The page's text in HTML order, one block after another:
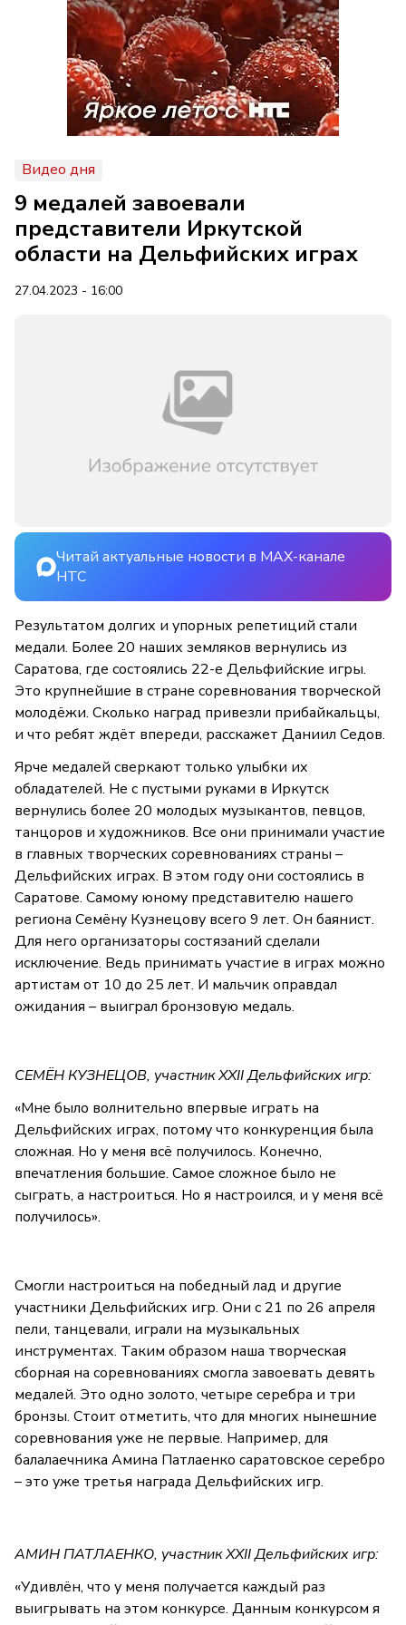
Видео дня
9 медалей завоевали
представители Иркутской
области на Дельфийских играх
27.04.2023 - 16:00
Читай актуальные новости в MAX-канале
НТС
Результатом долгих и упорных репетиций стали
медали. Более 20 наших земляков вернулись из
Саратова, где состоялись 22-е Дельфийские игры.
Это крупнейшие в стране соревнования творческой
молодёжи. Сколько наград привезли прибайкальцы,
и что ребят ждёт впереди, расскажет Даниил Седов.
Ярче медалей сверкают только улыбки их
обладателей. Не с пустыми руками в Иркутск
вернулись более 20 молодых музыкантов, певцов,
танцоров и художников. Все они принимали участие
в главных творческих соревнованиях страны –
Дельфийских играх. В этом году они состоялись в
Саратове. Самому юному представителю нашего
региона Семёну Кузнецову всего 9 лет. Он баянист.
Для него организаторы состязаний сделали
исключение. Ведь принимать участие в играх можно
артистам от 10 до 25 лет. И мальчик оправдал
ожидания – выиграл бронзовую медаль.
СЕМЁН КУЗНЕЦОВ, участник XXII Дельфийских игр:
«Мне было волнительно впервые играть на
Дельфийских играх, потому что конкуренция была
сложная. Но у меня всё получилось. Конечно,
впечатления большие. Самое сложное было не
сыграть, а настроиться. Но я настроился, и у меня всё
получилось».
Смогли настроиться на победный лад и другие
участники Дельфийских игр. Они с 21 по 26 апреля
пели, танцевали, играли на музыкальных
инструментах. Таким образом наша творческая
сборная на соревнованиях смогла завоевать девять
медалей. Это одно золото, четыре серебра и три
бронзы. Стоит отметить, что для многих нынешние
соревнования уже не первые. Например, для
балалаечника Амина Патлаенко саратовское серебро
– это уже третья награда Дельфийских игр.
АМИН ПАТЛАЕНКО, участник XXII Дельфийских игр:
«Удивлён, что у меня получается каждый раз
выигрывать на этом конкурсе. Данным конкурсом я